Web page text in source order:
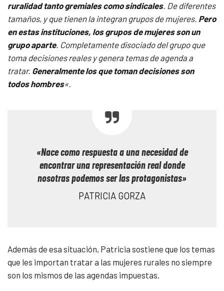
ruralidad tanto gremiales como sindicales. De diferentes
tamaños, y que tienen la integran grupos de mujeres. Pero
en estas instituciones, los grupos de mujeres son un
grupo aparte. Completamente disociado del grupo que
toma decisiones reales y genera temas de agenda a
tratar. Generalmente los que toman decisiones son
todos hombres«.
«Nace como respuesta a una necesidad de
encontrar una representación real donde
nosotras podemos ser las protagonistas»
PATRICIA GORZA
Además de esa situación, Patricia sostiene que los temas
que les importan tratar a las mujeres rurales no siempre
son los mismos de las agendas impuestas.